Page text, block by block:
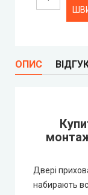
Free Style
Danapris Doors
Europe Doors
ОПИС
Двері
набирають